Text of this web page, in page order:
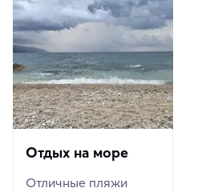
Отдых на море
Отличные пляжи